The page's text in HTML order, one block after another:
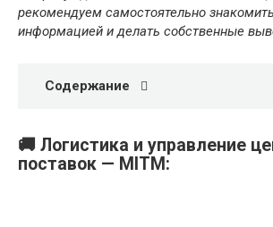
рекомендуем самостоятельно
информацией и делать собственные
Содержание
🚚 Логистика и управление
поставок — MITM: